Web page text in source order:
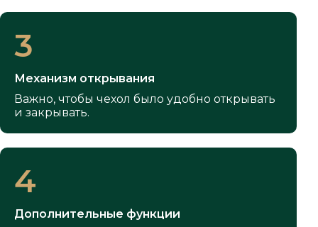
3
Механизм открывания
Важно, чтобы чехол было удобно открывать
и закрывать.
4
Дополнительные функции